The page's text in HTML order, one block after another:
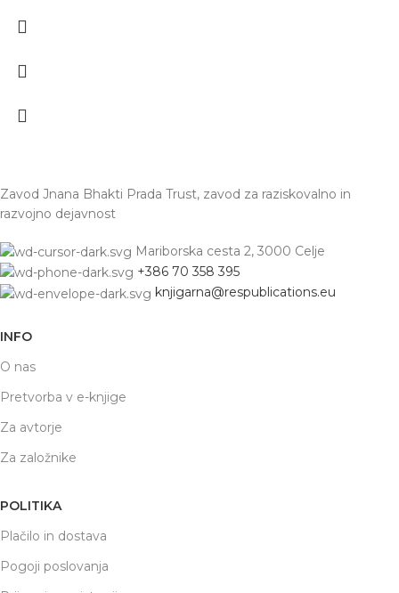
Zavod Jnana Bhakti Prada Trust, zavod za raziskovalno in
razvojno dejavnost
Mariborska cesta 2, 3000 Celje
+386 70 358 395
knjigarna@respublications.eu
INFO
O nas
Pretvorba v e-knjige
Za avtorje
Za založnike
POLITIKA
Plačilo in dostava
Pogoji poslovanja